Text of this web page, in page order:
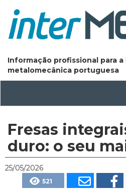
Informação profissional para
metalomecânica portuguesa
Fresas
duro: o seu
25/05/2026
521